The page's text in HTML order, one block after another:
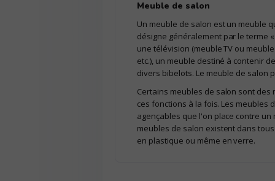
Meuble de salon
Un meuble de salon est un meuble
désigne généralement par le terme
une télévision (meuble TV ou
etc.), un meuble destiné à contenir
divers bibelots. Le meuble de salon
Certains meubles de salon sont des
ces fonctions à la fois. Les meubles
agençables que l'on place contre
meubles de salon existent dans
en plastique ou même en verre.